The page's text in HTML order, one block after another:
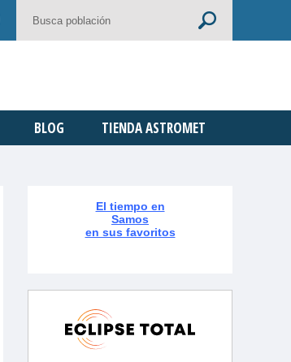
BLOG TIENDA ASTROMET
El tiempo en
Samos
en sus favoritos